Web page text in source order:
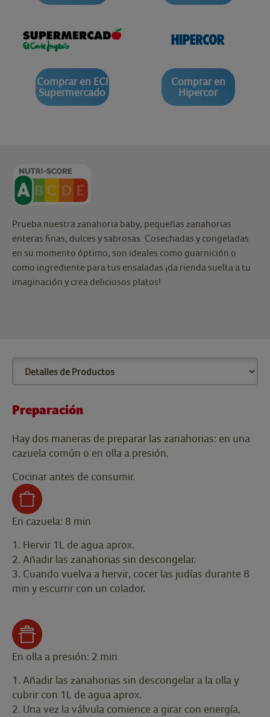
Comprar en ECI
Supermercado
Comprar en
Hipercor
Prueba nuestra zanahoria baby, pequeñas zanahorias
enteras finas, dulces y sabrosas. Cosechadas y congeladas
en su momento óptimo, son ideales como guarnición o
como ingrediente para tus ensaladas ¡da rienda suelta a tu
imaginación y crea deliciosos platos!
Preparación
Hay dos maneras de preparar las zanahorias: en una
cazuela común o en olla a presión.
Cocinar antes de consumir.
En cazuela: 8 min
1. Hervir 1L de agua aprox.
2. Añadir las zanahorias sin descongelar.
3. Cuando vuelva a hervir, cocer las judías durante 8
min y escurrir con un colador.
En olla a presión: 2 min
1. Añadir las zanahorias sin descongelar a la olla y
cubrir con 1L de agua aprox.
2. Una vez la válvula comience a girar con energía,